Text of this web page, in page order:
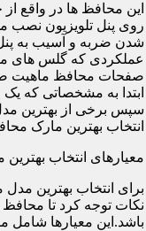
این محافظ ها در
روی پنل تلویزیون نصب
شدن ضربه و آسیب به
عملکردی که گلس های
صفحات محافظ ماهیت
ابتدا به مشخصاتی که
سپس برخی از بهترین
انتخاب بهترین مارک
معیارهای انتخاب
برای انتخاب بهترین
نکات توجه کرد تا محافظ
باشد.این معیارها شامل